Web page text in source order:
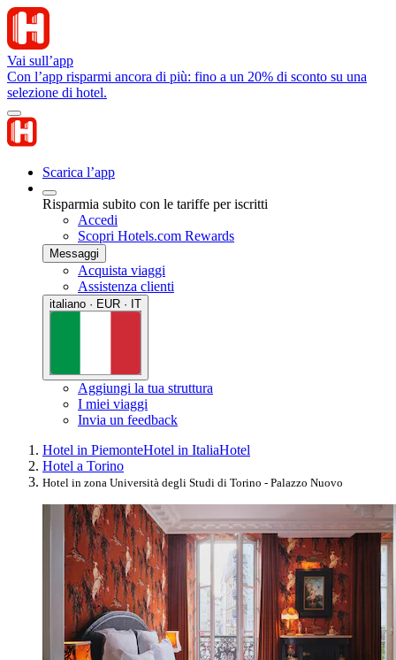
Vai sull’app
Con l’app risparmi ancora di più: fino a un 20% di sconto su una
selezione di hotel.
Scarica l’app
Risparmia subito con le tariffe per iscritti
Accedi
Scopri Hotels.com Rewards
Messaggi
Acquista viaggi
Assistenza clienti
italiano · EUR · IT
Aggiungi la tua struttura
I miei viaggi
Invia un feedback
Hotel in PiemonteHotel in ItaliaHotel
Hotel a Torino
Hotel in zona Università degli Studi di Torino - Palazzo Nuovo